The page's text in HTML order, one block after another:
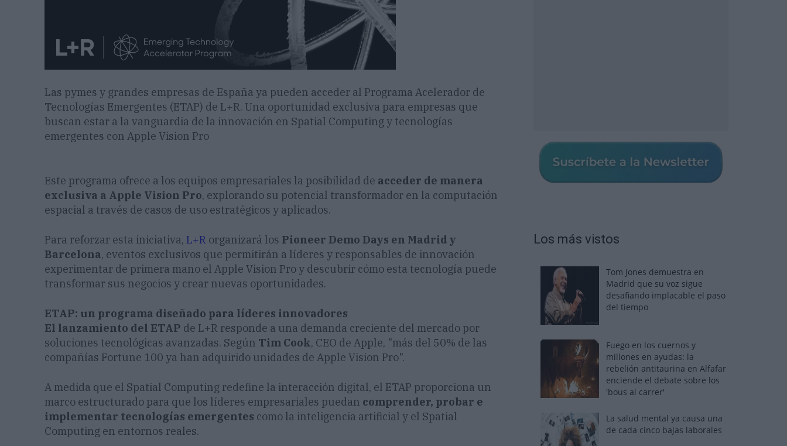
Las pymes y grandes empresas de España ya pueden acceder al Programa Acelerador de
Tecnologías Emergentes (ETAP) de L+R. Una oportunidad exclusiva para empresas que
buscan estar a la vanguardia de la innovación en Spatial Computing y tecnologías
emergentes con Apple Vision Pro
Este programa ofrece a los equipos empresariales la posibilidad de acceder de manera
exclusiva a Apple Vision Pro, explorando su potencial transformador en la computación
espacial a través de casos de uso estratégicos y aplicados.
Para reforzar esta iniciativa, L+R organizará los Pioneer Demo Days en Madrid y
Barcelona, eventos exclusivos que permitirán a líderes y responsables de innovación
experimentar de primera mano el Apple Vision Pro y descubrir cómo esta tecnología puede
transformar sus negocios y crear nuevas oportunidades.
ETAP: un programa diseñado para líderes innovadores
El lanzamiento del ETAP de L+R responde a una demanda creciente del mercado por
soluciones tecnológicas avanzadas. Según Tim Cook, CEO de Apple, "más del 50% de las
compañías Fortune 100 ya han adquirido unidades de Apple Vision Pro".
A medida que el Spatial Computing redefine la interacción digital, el ETAP proporciona un
marco estructurado para que los líderes empresariales puedan comprender, probar e
implementar tecnologías emergentes como la inteligencia artificial y el Spatial
Computing en entornos reales.
Los más vistos
Tom Jones demuestra en
Madrid que su voz sigue
desafiando implacable el paso
del tiempo
Fuego en los cuernos y
millones en ayudas: la
rebelión antitaurina en Alfafar
enciende el debate sobre los
'bous al carrer'
La salud mental ya causa una
de cada cinco bajas laborales